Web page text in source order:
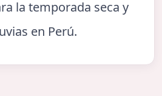
la temporada seca y
en Perú.